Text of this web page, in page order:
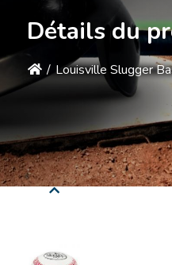
Détails du
/ Louisville Slugger